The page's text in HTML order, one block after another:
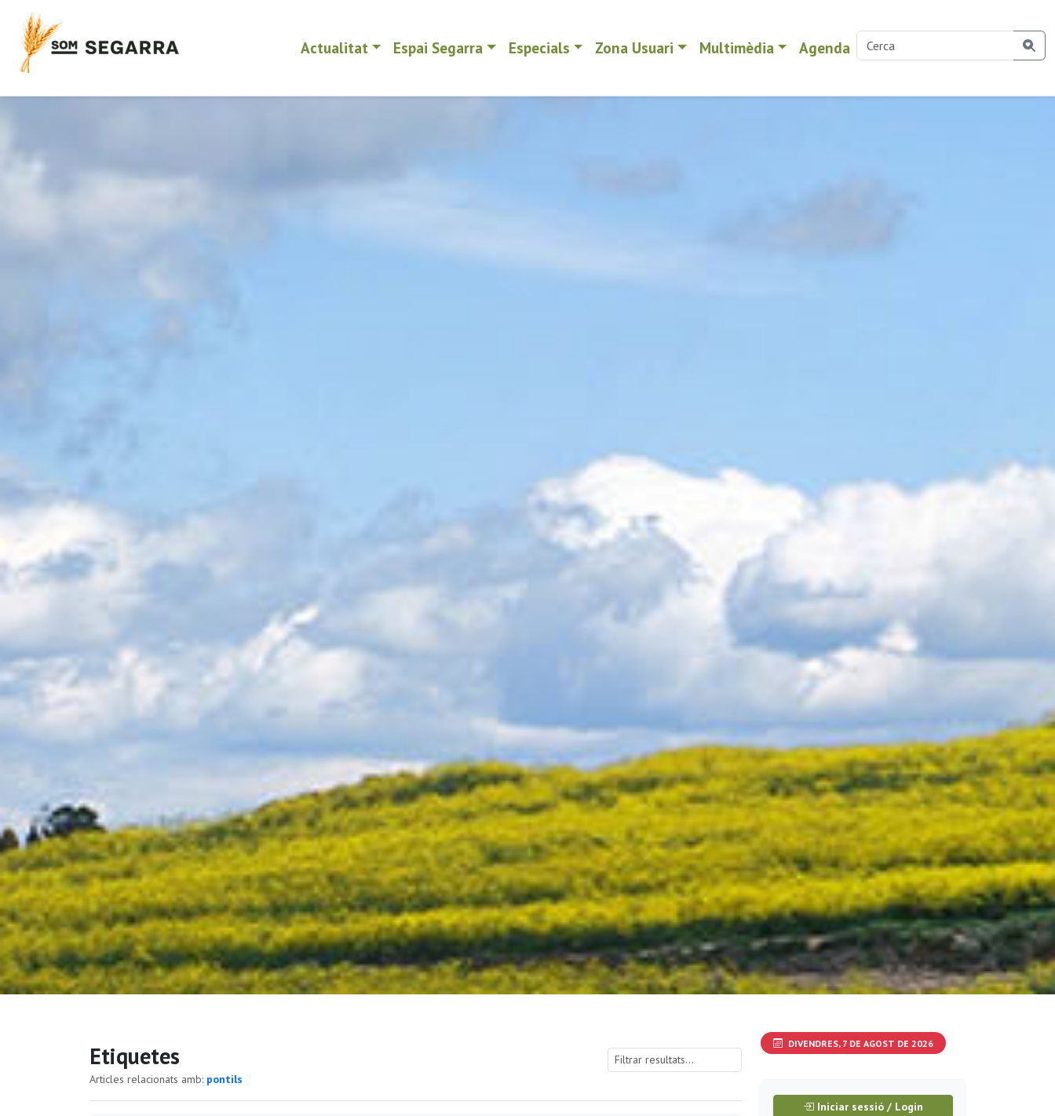
Actualitat Espai Segarra Especials Zona Usuari Multimèdia Agenda
Etiquetes
Articles relacionats amb: pontils
DIVENDRES, 7 DE AGOST DE 2026
Iniciar sessió / Login